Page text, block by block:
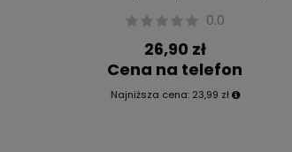
0.0
26,90 zł
Cena na telefon
Najniższa cena: 23,99 zł